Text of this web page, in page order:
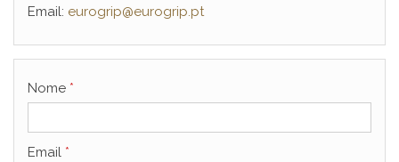
Email: eurogrip@eurogrip.pt
Nome *
Email *